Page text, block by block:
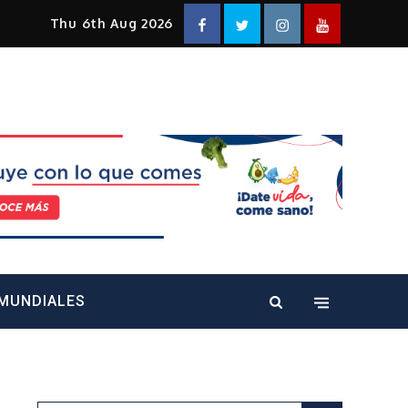
Thu 6th Aug 2026 FacebookTwitterInstagramYouTube